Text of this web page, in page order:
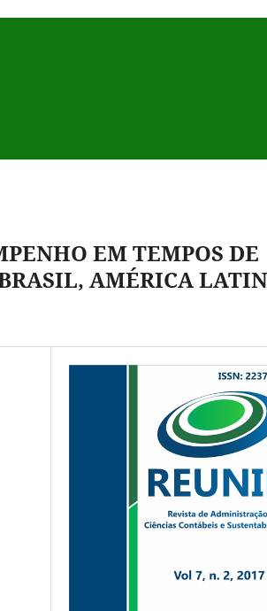
EM TEMPOS DE
AMÉRICA